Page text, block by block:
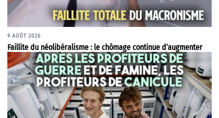
9 AOÛT 2026
Faillite du néolibéralisme : le chômage continue d’augmenter